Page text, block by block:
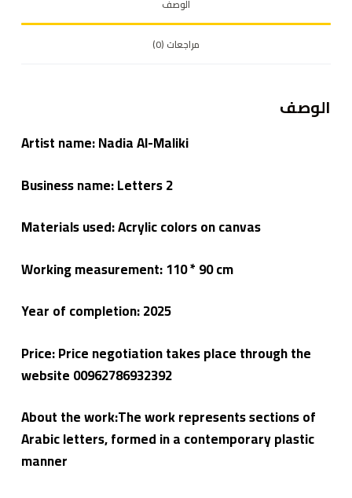
الوصف
مراجعات (0)
الوصف
Artist name: Nadia Al-Maliki
2 Business name: Letters
Materials used: Acrylic colors on canvas
Working measurement: 110 * 90 cm
Year of completion: 2025
Price: Price negotiation takes place through the
website 00962786932392
About the work:The work represents sections of
Arabic letters, formed in a contemporary plastic
manner